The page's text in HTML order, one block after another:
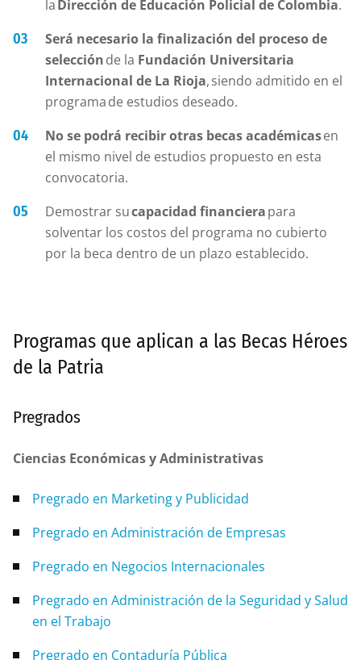
laDirección de Educación Policial de Colombia.
Será necesario la finalización del proceso de
selecciónde la Fundación Universitaria
Internacional de La Rioja, siendo admitido en el
programa de estudios deseado.
No se podrá recibir otras becas académicasen
el mismo nivel de estudios propuesto en esta
convocatoria.
Demostrar sucapacidad financierapara
solventar los costos del programa no cubierto
por la beca dentro de un plazo establecido.
Programas que aplican a las Becas Héroes
de la Patria
Pregrados
Ciencias Económicas y Administrativas
Pregrado en Marketing y Publicidad
Pregrado en Administración de Empresas
Pregrado en Negocios Internacionales
Pregrado en Administración de la Seguridad y Salud
en el Trabajo
Pregrado en Contaduría Pública